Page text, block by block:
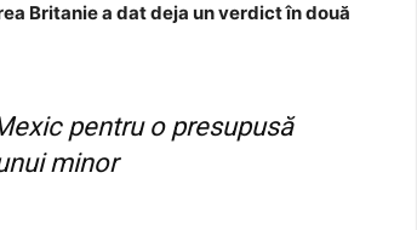
Britanie a dat deja un verdict în două
pentru o presupusă
minor